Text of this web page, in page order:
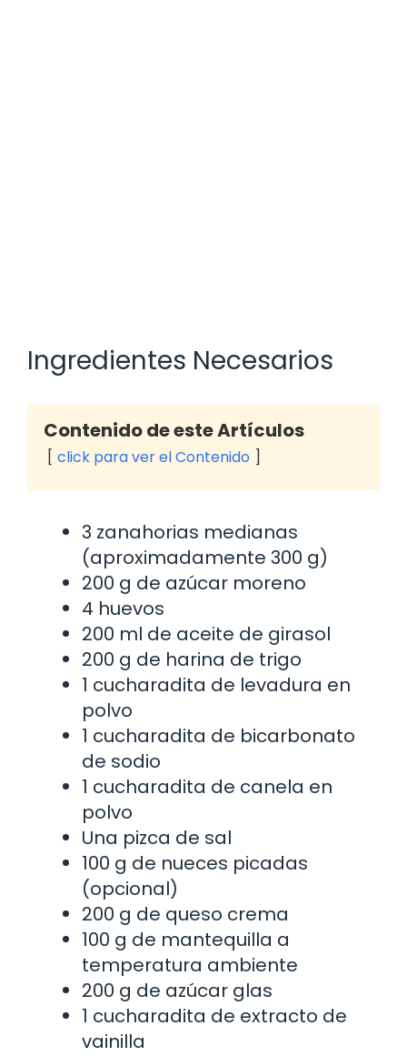
Ingredientes Necesarios
Contenido de este Artículos
click para ver el Contenido
3 zanahorias medianas
(aproximadamente 300 g)
200 g de azúcar moreno
4 huevos
200 ml de aceite de girasol
200 g de harina de trigo
1 cucharadita de levadura en
polvo
1 cucharadita de bicarbonato
de sodio
1 cucharadita de canela en
polvo
Una pizca de sal
100 g de nueces picadas
(opcional)
200 g de queso crema
100 g de mantequilla a
temperatura ambiente
200 g de azúcar glas
1 cucharadita de extracto de
vainilla